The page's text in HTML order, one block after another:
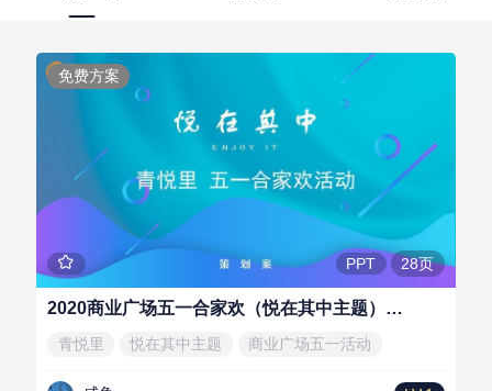
免费方案
PPT 28页
2020商业广场五一合家欢（悦在其中主题）活动策划方案-28P
青悦里 悦在其中主题 商业广场五一活动